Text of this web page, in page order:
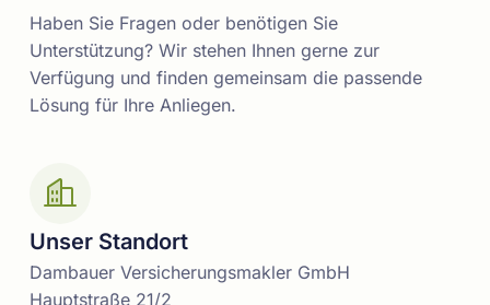
Haben Sie Fragen oder benötigen Sie
Unterstützung? Wir stehen Ihnen gerne zur
Verfügung und finden gemeinsam die passende
Lösung für Ihre Anliegen.
Unser Standort
Dambauer Versicherungsmakler GmbH
Hauptstraße 21/2